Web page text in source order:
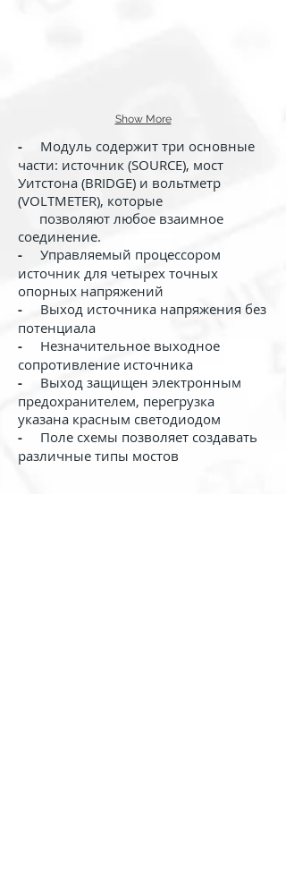
Show More
- Модуль содержит три основные
части: источник (SOURCE), мост
Уитстона (BRIDGE) и вольтметр
(VOLTMETER), которые
позволяют любое взаимное
соединение.
- Управляемый процессором
источник для четырех точных
опорных напряжений
-
Выход источника напряжения без
потенциала
-
Незначительное выходное
сопротивление источника
-
Выход защищен электронным
предохранителем, перегрузка
указана красным светодиодом
-
Поле схемы позволяет создавать
различные типы мостов